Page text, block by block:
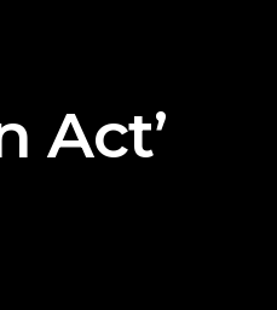
Act’